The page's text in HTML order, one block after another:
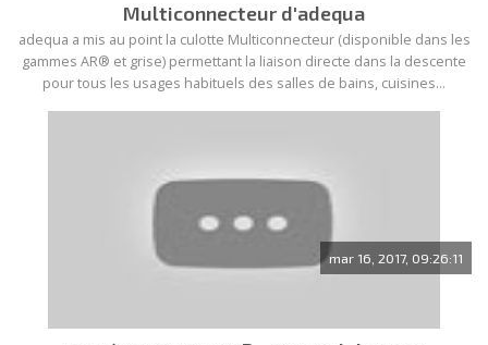
Multiconnecteur d'adequa
adequa a mis au point la culotte Multiconnecteur (disponible dans les
gammes AR® et grise) permettant la liaison directe dans la descente
pour tous les usages habituels des salles de bains, cuisines...
mar 16, 2017, 09:26:11